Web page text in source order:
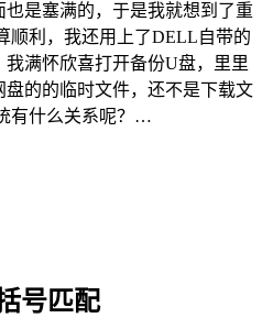
是塞满的，于是我就想到了重
顺利，我还用上了DELL自带的
满怀欣喜打开备份U盘，里里
的的临时文件，还不是下载文
有什么关系呢？…
号匹配